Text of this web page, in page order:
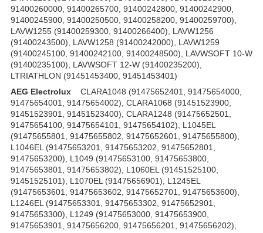
91400260000, 91400265700, 91400242800, 91400242900,
91400245900, 91400250500, 91400258200, 91400259700),
LAVW1255 (91400259300, 91400266400), LAVW1256
(91400243500), LAVW1258 (91400242000), LAVW1259
(91400245100, 91400242100, 91400248500), LAVWSOFT 10-W
(91400235100), LAVWSOFT 12-W (91400235200),
LTRIATHLON (91451453400, 91451453401)
AEG Electrolux CLARA1048 (91475652401, 91475654000,
91475654001, 91475654002), CLARA1068 (91451523900,
91451523901, 91451523400), CLARA1248 (91475652501,
91475654100, 91475654101, 91475654102), L1045EL
(91475655801, 91475655802, 91475652601, 91475655800),
L1046EL (91475653201, 91475653202, 91475652801,
91475653200), L1049 (91475653100, 91475653800,
91475653801, 91475653802), L1060EL (91451525100,
91451525101), L1070EL (91475656901), L1245EL
(91475653601, 91475653602, 91475652701, 91475653600),
L1246EL (91475653301, 91475653302, 91475652901,
91475653300), L1249 (91475653000, 91475653900,
91475653901, 91475656200, 91475656201, 91475656202),